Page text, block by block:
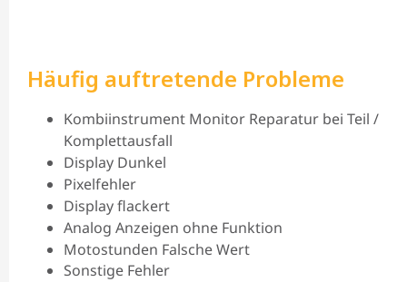
Häufig auftretende Probleme
Kombiinstrument Monitor Reparatur bei Teil /
Komplettausfall
Display Dunkel
Pixelfehler
Display flackert
Analog Anzeigen ohne Funktion
Motostunden Falsche Wert
Sonstige Fehler